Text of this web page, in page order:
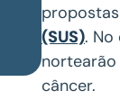
(SUS).
câncer.